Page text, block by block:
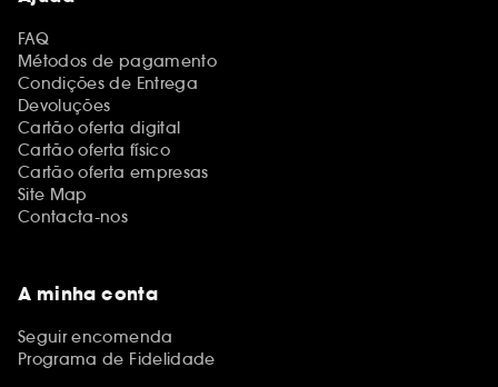
FAQ
Métodos de pagamento
Condições de Entrega
Devoluções
Cartão oferta digital
Cartão oferta físico
Cartão oferta empresas
Site Map
Contacta-nos
A minha conta
Seguir encomenda
Programa de Fidelidade